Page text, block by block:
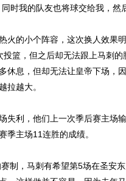
我的队友也将球交给我，然后
的小个阵容，这次换人效果
篮，但之后却无法跟上马刺
休息，但却无法让皇帝下场，
拉越大。
利，他们上一次季后赛主场
季主场11连胜的成绩。
，马刺有希望第5场在圣安东